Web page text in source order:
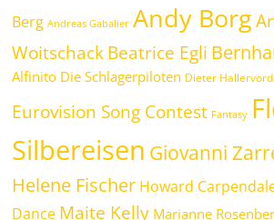
Berg Andreas Gabalier Andy Borg
WoitschackBeatrice Egli
Alfinito Die Schlagerpiloten Dieter
Eurovision Song Contest Fantasy
Silbereisen Giovanni
Helene Fischer Howard
Dance Maite Kelly Marianne